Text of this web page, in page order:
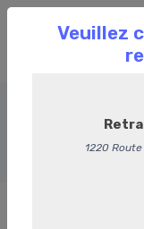
Accueil